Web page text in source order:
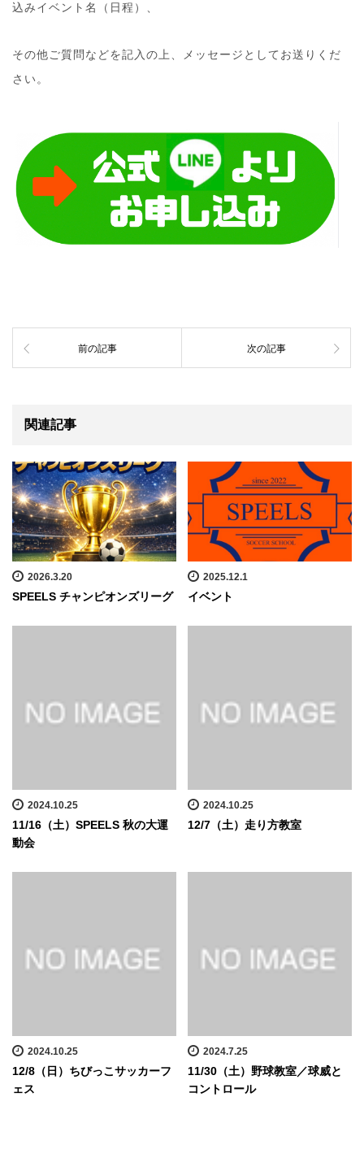
込みイベント名（日程）、
その他ご質問などを記入の上、メッセージとしてお送りくだ
さい。
前の記事 次の記事
関連記事
2026.3.20
SPEELS チャンピオンズリーグ
2025.12.1
イベント
2024.10.25
11/16（土）SPEELS 秋の大運
動会
2024.10.25
12/7（土）走り方教室
2024.10.25
12/8（日）ちびっこサッカーフ
ェス
2024.7.25
11/30（土）野球教室／球威と
コントロール